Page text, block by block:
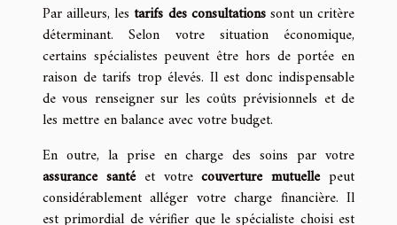
Par ailleurs, lestarifs des consultationssont un critère
déterminant. Selon votre situation économique,
certains spécialistes peuvent être hors de portée en
raison de tarifs trop élevés. Il est donc indispensable
de vous renseigner sur les coûts prévisionnels et de
les mettre en balance avec votre budget.
En outre, la prise en charge des soins par votre
assurance santéet votrecouverture mutuellepeut
considérablement alléger votre charge financière. Il
est primordial de vérifier que le spécialiste choisi est